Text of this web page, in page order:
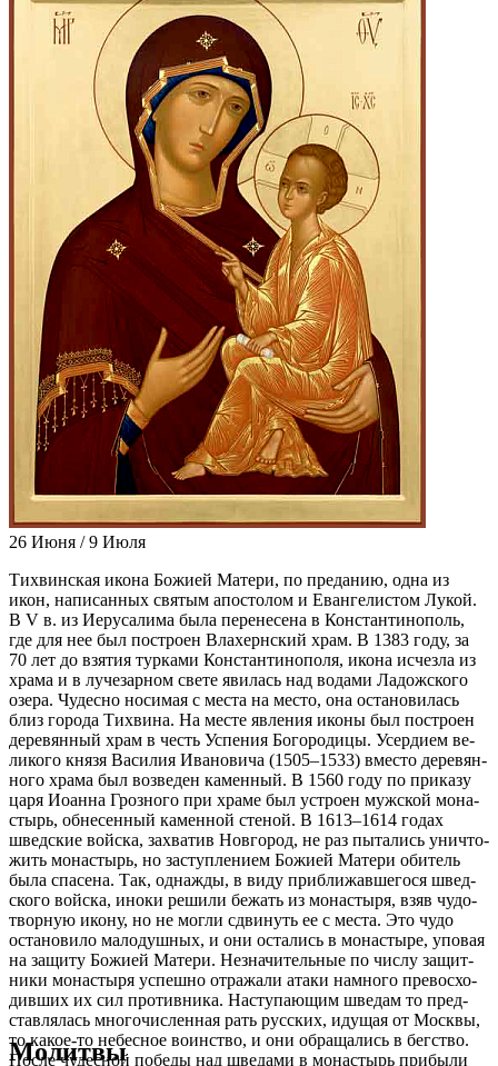
26 Июня / 9 Июля
Тих­вин­ская ико­на Бо­жи­ей Ма­те­ри, по пре­да­нию, од­на из
икон, на­пи­сан­ных свя­тым апо­сто­лом и Еван­ге­ли­стом Лу­кой.
В V в. из Иеру­са­ли­ма бы­ла пе­ре­не­се­на в Кон­стан­ти­но­поль,
где для нее был по­стро­ен Влахерн­ский храм. В 1383 го­ду, за
70 лет до взя­тия тур­ка­ми Кон­стан­ти­но­по­ля, ико­на ис­чез­ла из
хра­ма и в лу­че­зар­ном све­те яви­лась над во­да­ми Ла­дож­ско­го
озе­ра. Чу­дес­но но­си­мая с ме­ста на ме­сто, она оста­но­ви­лась
близ го­ро­да Тих­ви­на. На ме­сте яв­ле­ния ико­ны был по­стро­ен
де­ре­вян­ный храм в честь Успе­ния Бо­го­ро­ди­цы. Усер­ди­ем ве­
ли­ко­го кня­зя Ва­си­лия Ива­но­ви­ча (1505–1533) вме­сто де­ре­вян­
но­го хра­ма был воз­ве­ден ка­мен­ный. В 1560 го­ду по при­ка­зу
ца­ря Иоан­на Гроз­но­го при хра­ме был устро­ен муж­ской мо­на­
стырь, об­не­сен­ный ка­мен­ной сте­ной. В 1613–1614 го­дах
швед­ские вой­ска, за­хва­тив Нов­го­род, не раз пы­та­лись уни­что­
жить мо­на­стырь, но за­ступ­ле­ни­ем Бо­жи­ей Ма­те­ри оби­тель
бы­ла спа­се­на. Так, од­на­жды, в ви­ду при­бли­жав­ше­го­ся швед­
ско­го вой­ска, ино­ки ре­ши­ли бе­жать из мо­на­сты­ря, взяв чу­до­
твор­ную ико­ну, но не мог­ли сдви­нуть ее с ме­ста. Это чу­до
оста­но­ви­ло ма­ло­душ­ных, и они оста­лись в мо­на­сты­ре, упо­вая
на за­щи­ту Бо­жи­ей Ма­те­ри. Незна­чи­тель­ные по чис­лу за­щит­
ни­ки мо­на­сты­ря успеш­но от­ра­жа­ли ата­ки на­мно­го пре­вос­хо­
див­ших их сил про­тив­ни­ка. На­сту­па­ю­щим шве­дам то пред­
став­ля­лась мно­го­чис­лен­ная рать рус­ских, иду­щая от Моск­вы,
то ка­кое-то небес­ное во­ин­ство, и они об­ра­ща­лись в бег­ство.
По­сле чу­дес­ной по­бе­ды над шве­да­ми в мо­на­стырь при­бы­ли
Молитвы